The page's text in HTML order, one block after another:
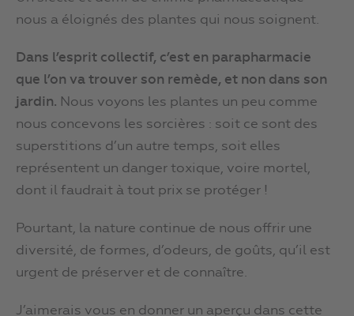
nous a éloignés des plantes qui nous soignent.
Dans l’esprit collectif, c’est en parapharmacie
que l’on va trouver son remède, et non dans son
jardin. Nous voyons les plantes un peu comme
nous concevons les sorcières : soit ce sont des
superstitions d’un autre temps, soit elles
représentent un danger toxique, voire mortel,
dont il faudrait à tout prix se protéger !
Pourtant, la nature continue de nous offrir une
diversité, de formes, d’odeurs, de goûts, qu’il est
urgent de préserver et de connaître.
J’aimerais vous en donner un aperçu dans cette